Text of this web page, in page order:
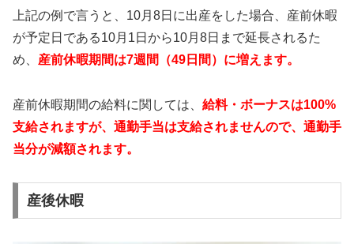
上記の例で言うと、10月8日に出産をした場合、産前休暇
が予定日である10月1日から10月8日まで延長されるた
め、 産前休暇期間は7週間（49日間）に増えます。
産前休暇期間の給料に関しては、 給料・ボーナスは100%
支給されますが、通勤手当は支給されませんので、通勤手
当分が減額されます。
産後休暇